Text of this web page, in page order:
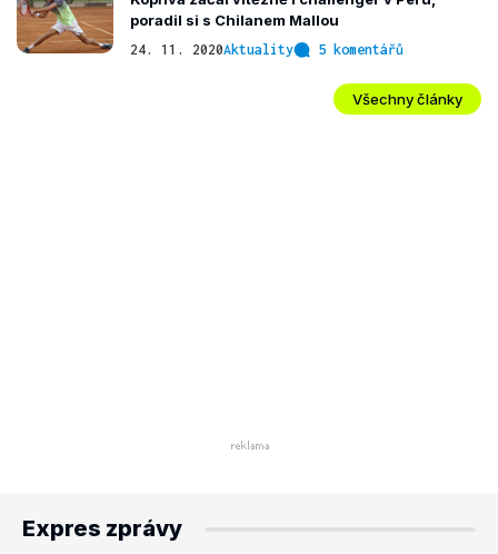
poradil si s Chilanem Mallou
24. 11. 2020Aktuality 5 komentářů
Všechny články
Expres zprávy